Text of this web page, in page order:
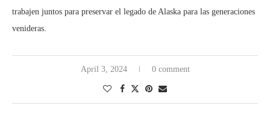
trabajen juntos para preservar el legado de Alaska para las generaciones
venideras.
April 3, 2024 0 comment